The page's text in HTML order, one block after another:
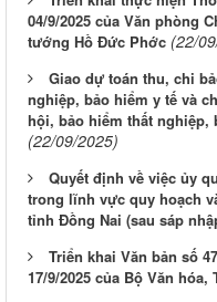
04/9/2025 của Văn phòng
tướng Hồ Đức Phớc (22/
Giao dự toán thu, chi
nghiệp, bảo hiểm y tế và
hội, bảo hiểm thất nghiệp,
(22/09/2025)
Quyết định về việc ủy
trong lĩnh vực quy hoạch
tỉnh Đồng Nai (sau sáp
Triển khai Văn bản số
17/9/2025 của Bộ Văn hóa,